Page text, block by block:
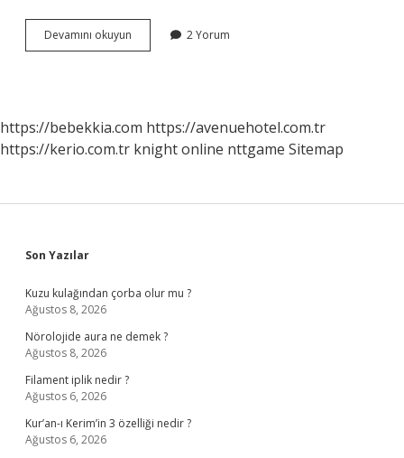
Devamını okuyun
Tea
2 Yorum
https://bebekkia.com https://avenuehotel.com.tr
https://kerio.com.tr knight online nttgame Sitemap
Sidebar
Son Yazılar
Kuzu kulağından çorba olur mu ?
Ağustos 8, 2026
Nörolojide aura ne demek ?
Ağustos 8, 2026
Filament iplik nedir ?
Ağustos 6, 2026
Kur’an-ı Kerim’in 3 özelliği nedir ?
Ağustos 6, 2026